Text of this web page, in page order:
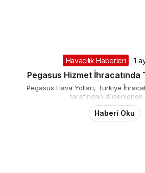
Havacılık Haberleri
Pegasus Hizmet İhracatında
Pegasus Hava Yolları, Türkiye
tarafından düzenlenen